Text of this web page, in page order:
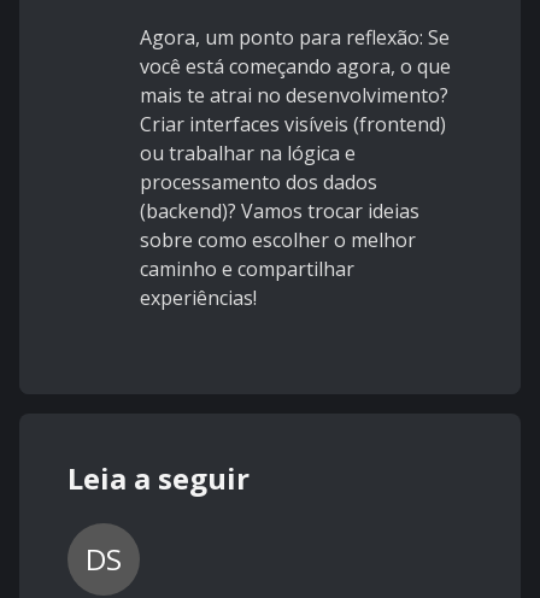
Agora, um ponto para reflexão: Se
você está começando agora, o que
mais te atrai no desenvolvimento?
Criar interfaces visíveis (frontend)
ou trabalhar na lógica e
processamento dos dados
(backend)? Vamos trocar ideias
sobre como escolher o melhor
caminho e compartilhar
experiências!
Leia a seguir
DS